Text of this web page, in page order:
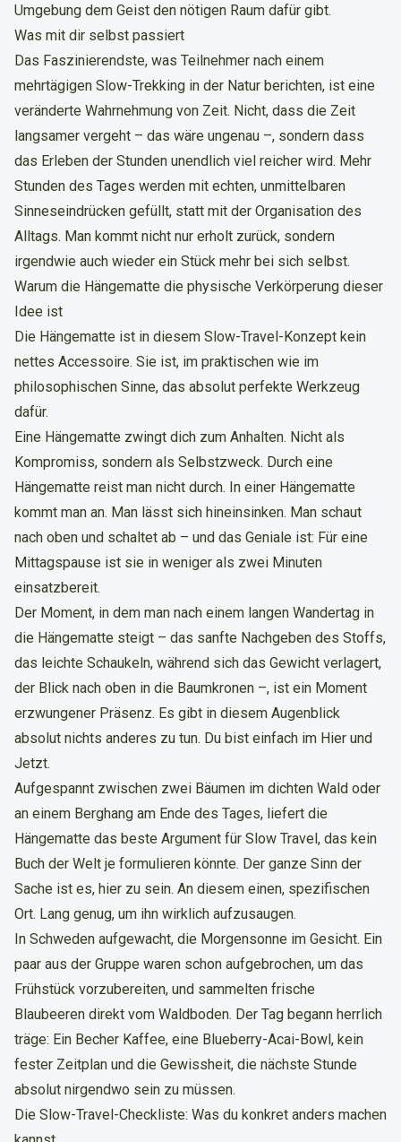
Umgebung dem Geist den nötigen Raum dafür gibt.
Was mit dir selbst passiert
Das Faszinierendste, was Teilnehmer nach einem
mehrtägigen Slow-Trekking in der Natur berichten, ist eine
veränderte Wahrnehmung von Zeit. Nicht, dass die Zeit
langsamer vergeht – das wäre ungenau –, sondern dass
das Erleben der Stunden unendlich viel reicher wird. Mehr
Stunden des Tages werden mit echten, unmittelbaren
Sinneseindrücken gefüllt, statt mit der Organisation des
Alltags. Man kommt nicht nur erholt zurück, sondern
irgendwie auch wieder ein Stück mehr bei sich selbst.
Warum die Hängematte die physische Verkörperung dieser
Idee ist
Die Hängematte ist in diesem Slow-Travel-Konzept kein
nettes Accessoire. Sie ist, im praktischen wie im
philosophischen Sinne, das absolut perfekte Werkzeug
dafür.
Eine Hängematte zwingt dich zum Anhalten. Nicht als
Kompromiss, sondern als Selbstzweck. Durch eine
Hängematte reist man nicht durch. In einer Hängematte
kommt man an. Man lässt sich hineinsinken. Man schaut
nach oben und schaltet ab – und das Geniale ist: Für eine
Mittagspause ist sie in weniger als zwei Minuten
einsatzbereit.
Der Moment, in dem man nach einem langen Wandertag in
die Hängematte steigt – das sanfte Nachgeben des Stoffs,
das leichte Schaukeln, während sich das Gewicht verlagert,
der Blick nach oben in die Baumkronen –, ist ein Moment
erzwungener Präsenz. Es gibt in diesem Augenblick
absolut nichts anderes zu tun. Du bist einfach im Hier und
Jetzt.
Aufgespannt zwischen zwei Bäumen im dichten Wald oder
an einem Berghang am Ende des Tages, liefert die
Hängematte das beste Argument für Slow Travel, das kein
Buch der Welt je formulieren könnte. Der ganze Sinn der
Sache ist es, hier zu sein. An diesem einen, spezifischen
Ort. Lang genug, um ihn wirklich aufzusaugen.
In Schweden aufgewacht, die Morgensonne im Gesicht. Ein
paar aus der Gruppe waren schon aufgebrochen, um das
Frühstück vorzubereiten, und sammelten frische
Blaubeeren direkt vom Waldboden. Der Tag begann herrlich
träge: Ein Becher Kaffee, eine Blueberry-Acai-Bowl, kein
fester Zeitplan und die Gewissheit, die nächste Stunde
absolut nirgendwo sein zu müssen.
Die Slow-Travel-Checkliste: Was du konkret anders machen